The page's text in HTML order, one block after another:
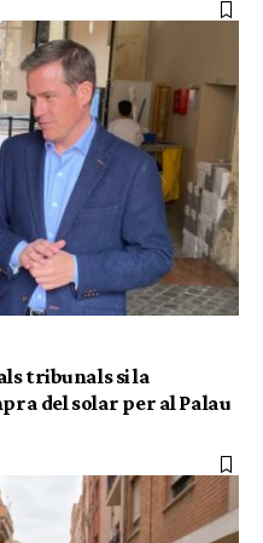
tribunals si la
del solar per al Palau